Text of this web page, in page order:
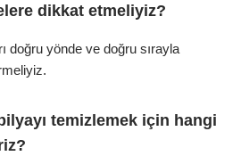
dikkat etmeliyiz?
doğru yönde ve doğru sırayla
temizlemek için hangi